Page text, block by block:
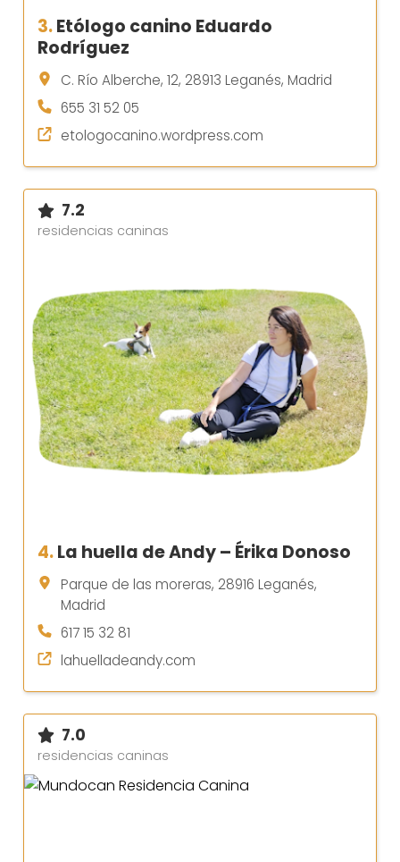
3.Etólogo canino Eduardo
Rodríguez
C. Río Alberche, 12, 28913 Leganés, Madrid
655 31 52 05
etologocanino.wordpress.com
7.2
residencias caninas
4.La huella de Andy – Érika Donoso
Parque de las moreras, 28916 Leganés,
Madrid
617 15 32 81
lahuelladeandy.com
7.0
residencias caninas